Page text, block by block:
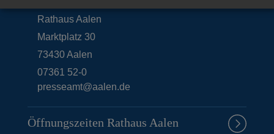
Rathaus Aalen
Marktplatz 30
73430Aalen
07361 52-0
presseamt@aalen.de
Öffnungszeiten Rathaus Aalen